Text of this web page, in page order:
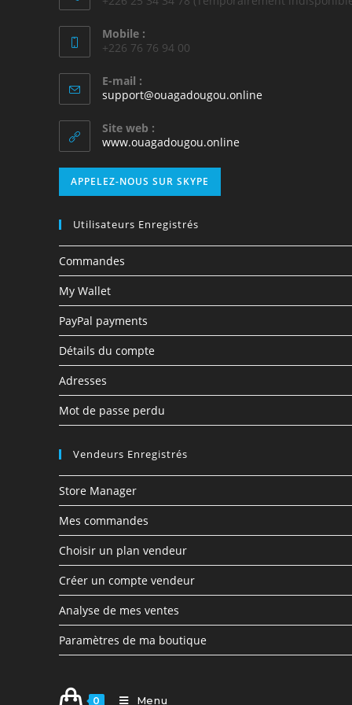
Mobile :
+226 76 76 94 00
E-mail :
support@ouagadougou.online
Site web :
www.ouagadougou.online
APPELEZ-NOUS SUR SKYPE
Utilisateurs Enregistrés
Commandes
My Wallet
PayPal payments
Détails du compte
Adresses
Mot de passe perdu
Vendeurs Enregistrés
Store Manager
Mes commandes
Choisir un plan vendeur
Créer un compte vendeur
Analyse de mes ventes
Paramètres de ma boutique
0 Menu